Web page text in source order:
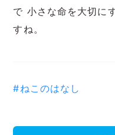
で 小さな命を大切に
すね。
#ねこのはなし